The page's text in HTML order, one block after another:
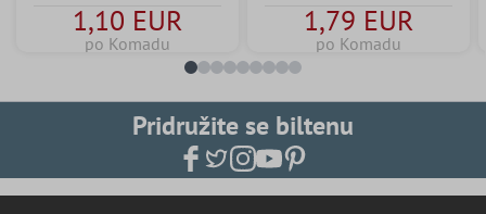
1,10 EUR
po Komadu
1,79 EUR
po Komadu
Pridružite se biltenu